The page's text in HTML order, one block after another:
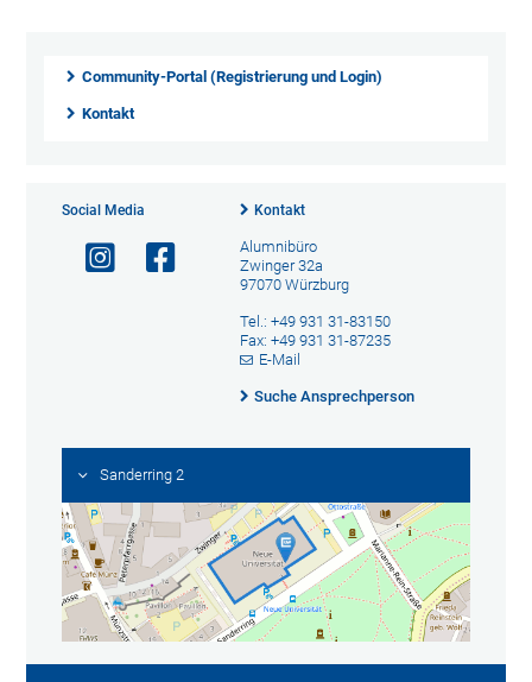
Community-Portal (Registrierung und Login)
Kontakt
Social Media Kontakt
Alumnibüro
Zwinger 32a
97070 Würzburg
Tel.: +49 931 31-83150
Fax: +49 931 31-87235
E-Mail
Suche Ansprechperson
Sanderring 2